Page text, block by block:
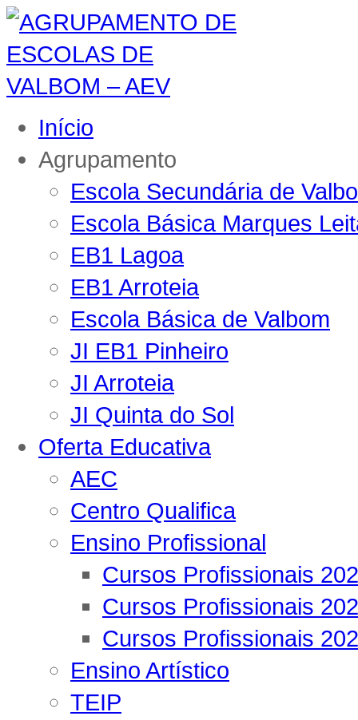
Início
Agrupamento
Escola Secundária de
Escola Básica Marques
EB1 Lagoa
EB1 Arroteia
Escola Básica de Valbom
JI EB1 Pinheiro
JI Arroteia
JI Quinta do Sol
Oferta Educativa
AEC
Centro Qualifica
Ensino Profissional
Cursos Profissionais
Cursos Profissionais
Cursos Profissionais
Ensino Artístico
TEIP